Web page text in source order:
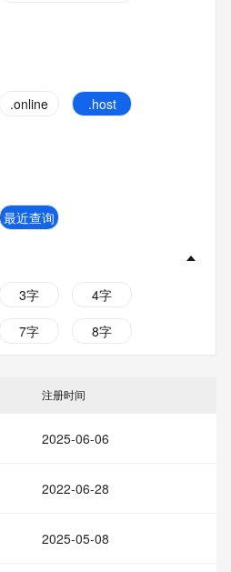
.online
.host
最近查询
3字
4字
7字
8字
注册时间
2025-06-06
2022-06-28
2025-05-08